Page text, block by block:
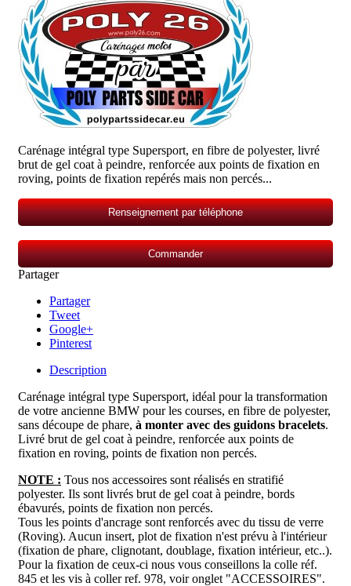
Carénage intégral type Supersport, en fibre de polyester, livré
brut de gel coat à peindre, renforcée aux points de fixation en
roving, points de fixation repérés mais non percés...
Renseignement par téléphone
Commander
Partager
Partager
Tweet
Google+
Pinterest
Description
Carénage intégral type Supersport, idéal pour la transformation
de votre ancienne BMW pour les courses, en fibre de polyester,
sans découpe de phare, à monter avec des guidons bracelets.
Livré brut de gel coat à peindre, renforcée aux points de
fixation en roving, points de fixation non percés.
NOTE : Tous nos accessoires sont réalisés en stratifié
polyester. Ils sont livrés brut de gel coat à peindre, bords
ébavurés, points de fixation non percés.
Tous les points d'ancrage sont renforcés avec du tissu de verre
(Roving). Aucun insert, plot de fixation n'est prévu à l'intérieur
(fixation de phare, clignotant, doublage, fixation intérieur, etc..).
Pour la fixation de ceux-ci nous vous conseillons la colle réf.
845 et les vis à coller ref. 978, voir onglet "ACCESSOIRES".